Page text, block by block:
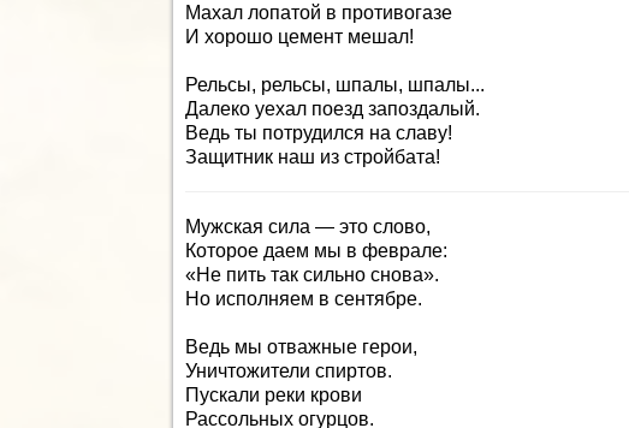
Махал лопатой в противогазе
И хорошо цемент мешал!
Рельсы, рельсы, шпалы, шпалы...
Далеко уехал поезд запоздалый.
Ведь ты потрудился на славу!
Защитник наш из стройбата!
Мужская сила — это слово,
Которое даем мы в феврале:
«Не пить так сильно снова».
Но исполняем в сентябре.
Ведь мы отважные герои,
Уничтожители спиртов.
Пускали реки крови
Рассольных огурцов.